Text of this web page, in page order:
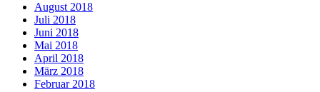
August 2018
Juli 2018
Juni 2018
Mai 2018
April 2018
März 2018
Februar 2018